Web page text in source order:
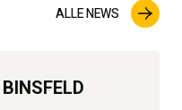
ALLE NEWS